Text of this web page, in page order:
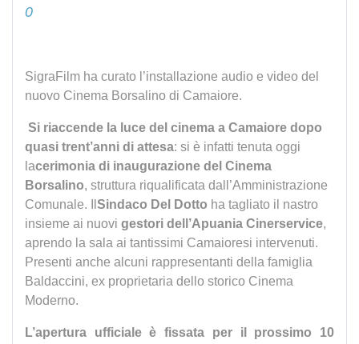
0
SigraFilm ha curato l’installazione audio e video del
nuovo Cinema Borsalino di Camaiore.
Si riaccende la luce del cinema a Camaiore dopo
quasi trent’anni di attesa: si è infatti tenuta oggi
lacerimonia di inaugurazione del Cinema
Borsalino, struttura riqualificata dall’Amministrazione
Comunale. Il Sindaco Del Dotto ha tagliato il nastro
insieme ai nuovi gestori dell’Apuania Cinerservice,
aprendo la sala ai tantissimi Camaioresi intervenuti.
Presenti anche alcuni rappresentanti della famiglia
Baldaccini, ex proprietaria dello storico Cinema
Moderno.
L’apertura ufficiale è fissata per il prossimo 10